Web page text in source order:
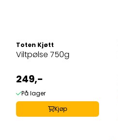
Toten Kjøtt
Viltpølse 750g
249,-
På lager
Kjøp